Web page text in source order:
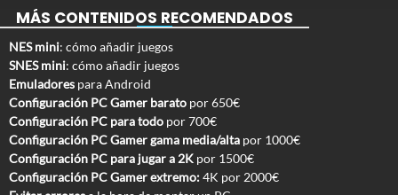
MÁS CONTENIDOS RECOMENDADOS
NES mini: cómo añadir juegos
SNES mini: cómo añadir juegos
Emuladores para Android
Configuración PC Gamer barato por 650€
Configuración PC para todo por 700€
Configuración PC Gamer gama media/alta por 1000€
Configuración PC para jugar a 2K por 1500€
Configuración PC Gamer extremo:4K por 2000€